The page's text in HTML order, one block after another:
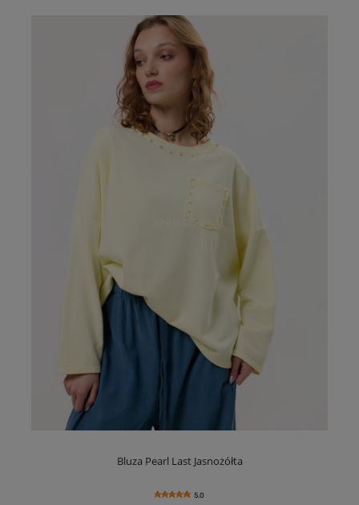
Bluza Pearl Last Jasnożółta
5.0